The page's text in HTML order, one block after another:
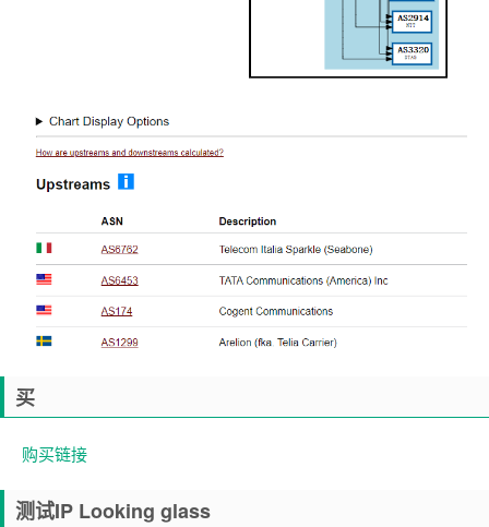
买
购买链接
测试IP Looking glass